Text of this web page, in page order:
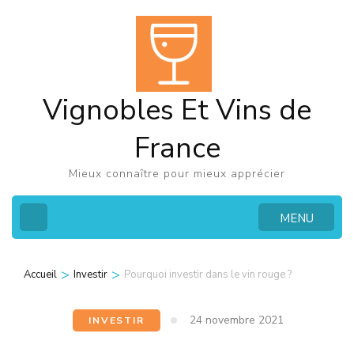
Entrée)Vignobles Et Vins de
France
Mieux connaître pour mieux apprécier
MENU
Accueil > Investir > Pourquoi investir dans le vin rouge ?
INVESTIR 24 novembre 2021